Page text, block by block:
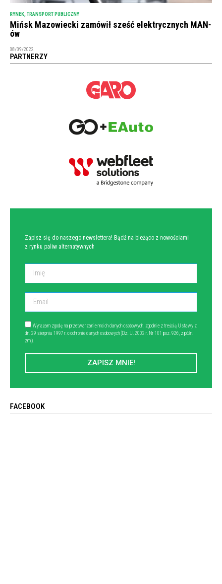
RYNEK TRANSPORT PUBLICZNY
Mińsk Mazowiecki zamówił sześć elektrycznych MAN-
ów
08/09/2022
PARTNERZY
Zapisz się do naszego newslettera! Bądź na bieżąco z nowościami
z rynku paliw alternatywnych
Wyrażam zgodę na przetwarzanie moich danych osobowych, zgodnie z treścią Ustawy z
dn. 29 sierpnia 1997 r. o ochronie danych osobowych (Dz. U. 2002 r. Nr 101 poz. 926, z późn.
zm.).
ZAPISZ MNIE!
FACEBOOK